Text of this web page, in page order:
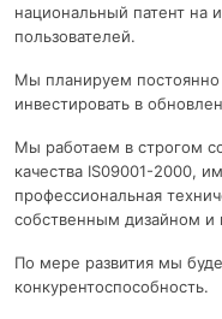
национальный патент на
пользователей.
Мы планируем постоянно
инвестировать в
Мы работаем в строгом
качества IS09001-2000,
профессиональная
собственным дизайном и
По мере развития мы
конкурентоспособность.